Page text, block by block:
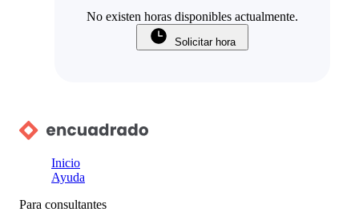
No existen horas disponibles actualmente.
Solicitar hora
Inicio
Ayuda
Para consultantes